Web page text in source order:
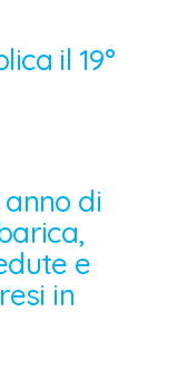
il 19°
anno di
e
in